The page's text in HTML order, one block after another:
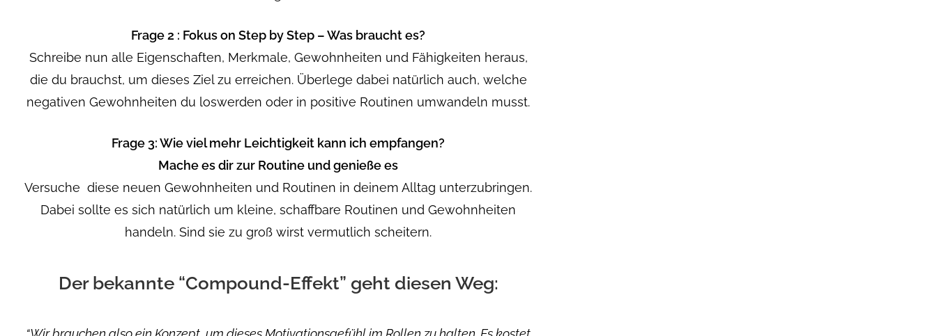
Frage 2 : Fokus on Step by Step – Was braucht es?
Schreibe nun alle Eigenschaften, Merkmale, Gewohnheiten und Fähigkeiten heraus,
die du brauchst, um dieses Ziel zu erreichen. Überlege dabei natürlich auch, welche
negativen Gewohnheiten du loswerden oder in positive Routinen umwandeln musst.
Frage 3: Wie viel mehr Leichtigkeit kann ich empfangen?
Mache es dir zur Routine und genieße es
Versuche diese neuen Gewohnheiten und Routinen in deinem Alltag unterzubringen.
Dabei sollte es sich natürlich um kleine, schaffbare Routinen und Gewohnheiten
handeln. Sind sie zu groß wirst vermutlich scheitern.
Der bekannte “Compound-Effekt” geht diesen Weg: